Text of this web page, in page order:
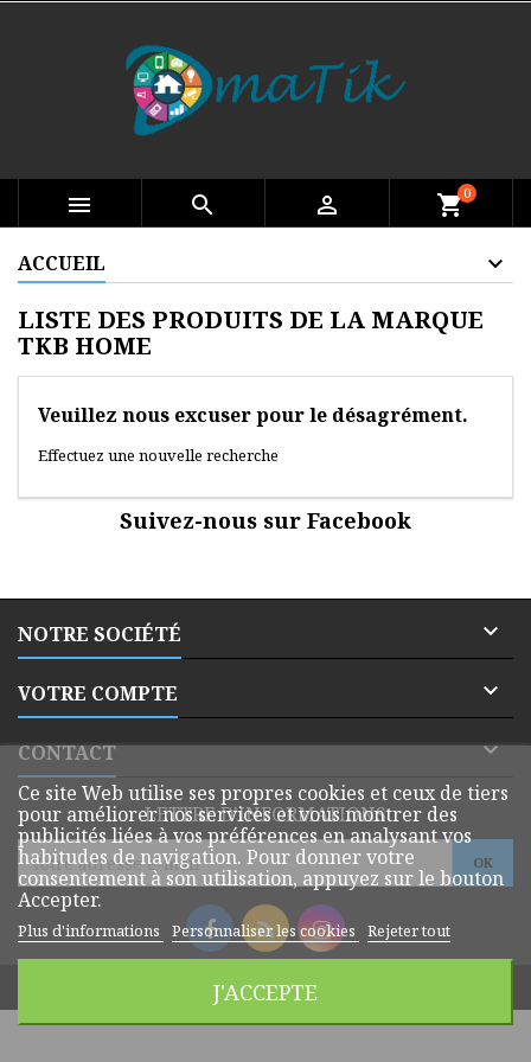
 search  shopping_cart0
ACCUEIL
LISTE DES PRODUITS DE LA MARQUE
TKB HOME
Veuillez nous excuser pour le désagrément.
Effectuez une nouvelle recherche
Suivez-nous sur Facebook
NOTRE SOCIÉTÉ 
VOTRE COMPTE 
CONTACT 
Ce site Web utilise ses propres cookies et ceux de tiers
pour améliorer nos services et vous montrer des
publicités liées à vos préférences en analysant vos
habitudes de navigation. Pour donner votre
consentement à son utilisation, appuyez sur le bouton
Accepter.
Plus d'informations Personnaliser les cookies Rejeter tout
J'ACCEPTE
LETTRE D'INFORMATIONS
© Copyright 2026 Dmatik Webshop. All Rights Reserved.